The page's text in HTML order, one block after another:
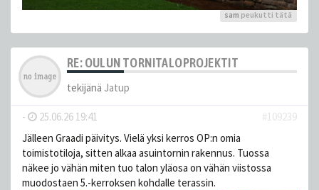
sam peukutti tätä
RE: OULUN TORNITALOPROJEKTIT
tekijänä Jatup
- 25.06.26 19:41
#109239
Jälleen Graadi päivitys. Vielä yksi kerros OP:n omia
toimistotiloja, sitten alkaa asuintornin rakennus. Tuossa
näkee jo vähän miten tuo talon yläosa on vähän viistossa
muodostaen 5.-kerroksen kohdalle terassin.